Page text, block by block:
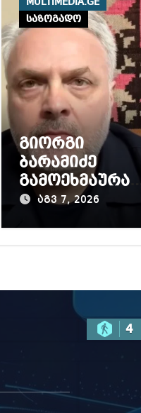
MULTIMEDIA.GE
საზოგადო
გიორგი
ბარამიძე
გამოეხმაურა
პროკურატურის
აგვ 7, 2026
4